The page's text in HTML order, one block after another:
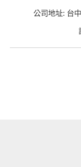
公司地址: 台